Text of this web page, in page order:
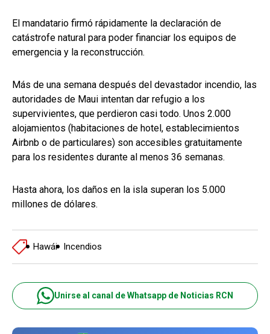
El mandatario firmó rápidamente la declaración de
catástrofe natural para poder financiar los equipos de
emergencia y la reconstrucción.
Más de una semana después del devastador incendio, las
autoridades de Maui intentan dar refugio a los
supervivientes, que perdieron casi todo. Unos 2.000
alojamientos (habitaciones de hotel, establecimientos
Airbnb o de particulares) son accesibles gratuitamente
para los residentes durante al menos 36 semanas.
Hasta ahora, los daños en la isla superan los 5.000
millones de dólares.
Hawái Incendios
Unirse al canal de Whatsapp de Noticias RCN